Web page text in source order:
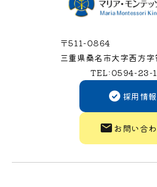
〒511-0864
三重県桑名市大字西方
TEL:0594-23-
採用情報
お問い合